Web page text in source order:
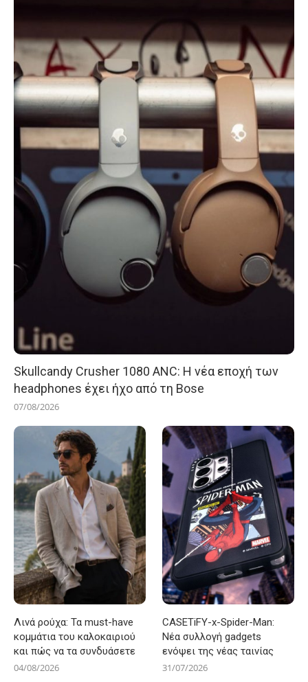
Skullcandy Crusher 1080 ANC: Η νέα εποχή των
headphones έχει ήχο από τη Bose
07/08/2026
Λινά ρούχα: Τα must-have
κομμάτια του καλοκαιριού
και πώς να τα συνδυάσετε
04/08/2026
CASETiFY-x-Spider-Man:
Νέα συλλογή gadgets
ενόψει της νέας ταινίας
31/07/2026